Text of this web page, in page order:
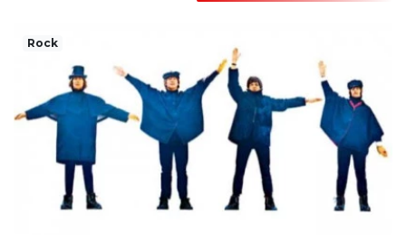
Rock